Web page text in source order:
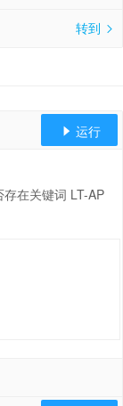
转到 
 运行
在关键词 LT-AP